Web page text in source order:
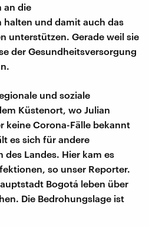
an die
und damit auch das
unterstützen. Gerade weil sie
der Gesundheitsversorgung
und soziale
Küstenort, wo Julian
keine Corona-Fälle bekannt
es sich für andere
Landes. Hier kam es
so unser Reporter.
Bogotá leben über
Die Bedrohungslage ist